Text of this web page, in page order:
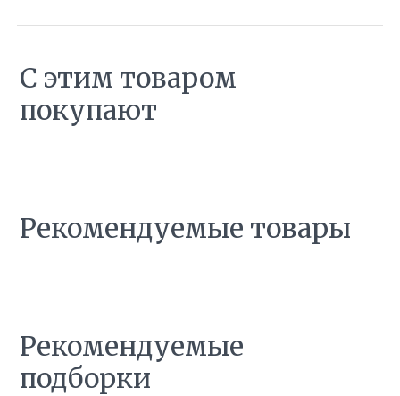
С этим товаром
покупают
Рекомендуемые товары
Рекомендуемые
подборки